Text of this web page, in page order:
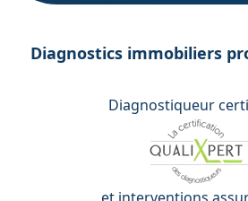
énergétique
Diagnostics immobiliers
Diagnostiqueur